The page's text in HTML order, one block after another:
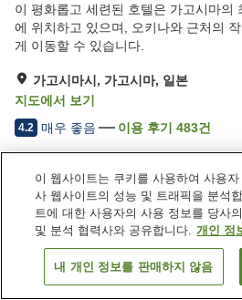
이 평화롭고 세련된 호텔은 가고시마의
에 위치하고 있으며, 오키나와 근처의
게 이동할 수 있습니다.
가고시마시, 가고시마, 일본
지도에서 보기
4.2 매우 좋음 이용 후기 483건
숙소 편의 시설/서비스
스파 / 미용실
레스
자동판매기
세탁
일본 가고시마 가고시마시
객실 보기
이 웹사이트는 쿠키를 사용하여 사용
사 웹사이트의 성능 및 트래픽을 분석
트에 대한 사용자의 사용 정보를 당사
및 분석 협력사와 공유합니다. 개인 정
내 개인 정보를 판매하지 않음